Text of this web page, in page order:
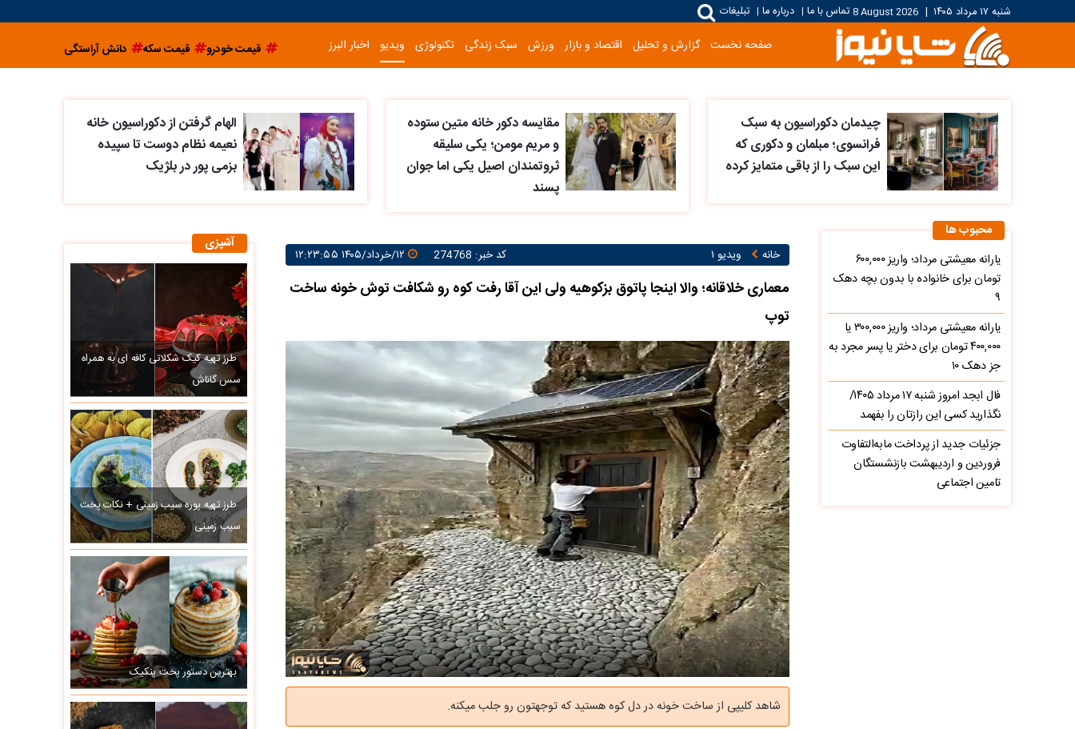
شنبه ۱۷ مرداد ۱۴۰۵ |
8 August 2026تماس با ما | درباره ما | تبلیغات
صفحه نخست گزارش و تحلیل اقتصاد و بازار ورزش سبک زندگی تکنولوژی ویدیو اخبار البرز قیمت خودرو قیمت سکه دانش آراستگی
چیدمان دکوراسیون به سبک
فرانسوی؛ مبلمان و دکوری که
این سبک را از باقی متمایز کرده
مقایسه دکور خانه متین ستوده
و مریم مومن؛ یکی سلیقه
ثروتمندان اصیل یکی اما جوان
پسند
الهام گرفتن از دکوراسیون خانه
نعیمه نظام دوست تا سپیده
بزمی پور در بلژیک
خانه ویدیو ۱ کد خبر: 274768
معماری خلاقانه؛ والا اینجا پاتوق بزکوهیه ولی این آقا رفت کوه رو شکافت توش خونه ساخت
توپ
شاهد کلیپی از ساخت خونه در دل کوه هستید که توجهتون رو جلب میکنه.
آشپزی
طرز تهیه کیک شکلاتی کافه ای به همراه
سس گاناش
طرز تهیه پوره سیب زمینی + نکات پخت
سیب زمینی
بهترین دستور پخت پنکیک
محبوب ها
یارانه معیشتی مرداد؛ واریز ۶۰۰,۰۰۰
تومان برای خانواده با بدون بچه دهک
۹
یارانه معیشتی مرداد؛ واریز ۳۰۰,۰۰۰ یا
۴۰۰,۰۰۰ تومان برای دختر یا پسر مجرد به
جز دهک ۱۰
فال ابجد امروز شنبه ۱۷ مرداد ۱۴۰۵/
نگذارید کسی این رازتان را بفهمد
جزئیات جدید از پرداخت مابه‌التفاوت
فروردین و اردیبهشت بازنشستگان
تامین اجتماعی